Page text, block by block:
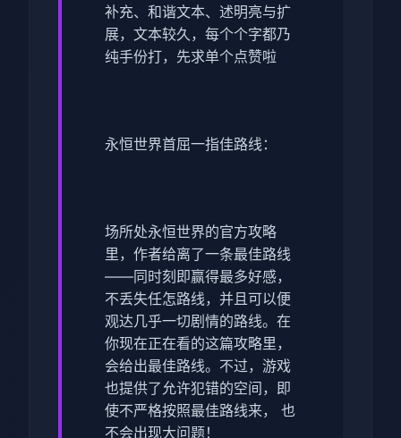
补充、和谐文本、述明亮与扩
展，文本较久，每个个字都乃
纯手份打，先求单个点赞啦
永恒世界首屈一指佳路线：
场所处永恒世界的官方攻略
里，作者给离了一条最佳路线
——同时刻即赢得最多好感，
不丢失任怎路线，并且可以便
观达几乎一切剧情的路线。在
你现在正在看的这篇攻略里，
会给出最佳路线。不过，游戏
也提供了允许犯错的空间，即
使不严格按照最佳路线来， 也
不会出现大问题！